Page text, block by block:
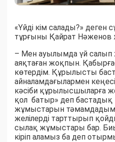
«Үйді кім салады?»
тұрғыны Қайрат Нәженов
– Мен ауылымда үй салып
аяқтаған жоқпын.
көтердім. Құрылысты
айналамдағылармен
кәсіби құрылысшыларға
қол батыр» деп бастадық
жұмыстарын
желілерді тарттырып
сылақ жұмыстары бар.
кіріп аламыз ба деп